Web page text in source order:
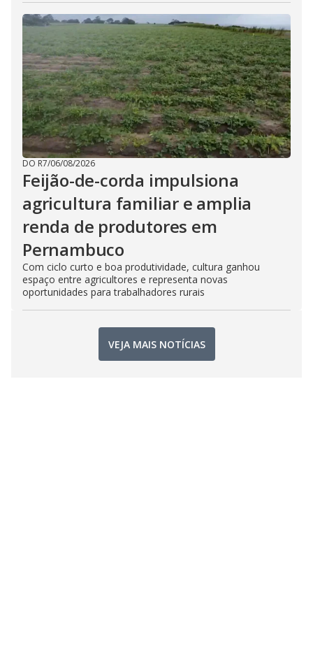
DO R7/06/08/2026
Feijão-de-corda impulsiona
agricultura familiar e amplia
renda de produtores em
Pernambuco
Com ciclo curto e boa produtividade, cultura ganhou
espaço entre agricultores e representa novas
oportunidades para trabalhadores rurais
VEJA MAIS NOTÍCIAS